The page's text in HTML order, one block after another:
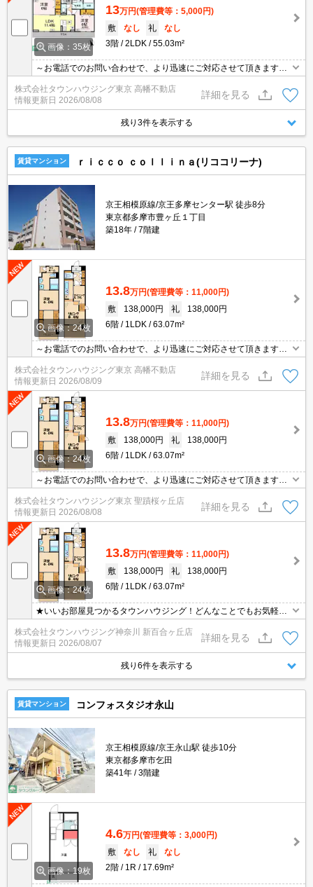
画像：35枚
13万円(管理費等：5,000円)
敷
なし 礼
なし
3階
2LDK 55.03m²
～お電話でのお問い合わせで、より迅速にご対応させて頂きます～
株式会社タウンハウジング東京 高幡不動店
情報更新日 2026/08/08
詳細を見る
残り3件を表示する
賃貸マンション ｒｉｃｃｏ ｃｏｌｌｉｎａ(リココリーナ)
京王相模原線/京王多摩センター駅 徒歩8分
東京都多摩市豊ヶ丘１丁目
築18年
7階建
画像：24枚
13.8万円(管理費等：11,000円)
敷
138,000円 礼
138,000円
6階
1LDK 63.07m²
～お電話でのお問い合わせで、より迅速にご対応させて頂きます～
株式会社タウンハウジング東京 高幡不動店
情報更新日 2026/08/09
詳細を見る
画像：24枚
13.8万円(管理費等：11,000円)
敷
138,000円 礼
138,000円
6階
1LDK 63.07m²
～お電話でのお問い合わせで、より迅速にご対応させて頂きます～
株式会社タウンハウジング東京 聖蹟桜ヶ丘店
情報更新日 2026/08/08
詳細を見る
画像：24枚
13.8万円(管理費等：11,000円)
敷
138,000円 礼
138,000円
6階
1LDK 63.07m²
★いいお部屋見つかるタウンハウジング！どんなことでもお気軽に
株式会社タウンハウジング神奈川 新百合ヶ丘店
情報更新日 2026/08/07
詳細を見る
残り6件を表示する
賃貸マンション コンフォスタジオ永山
京王相模原線/京王永山駅 徒歩10分
東京都多摩市乞田
築41年
3階建
画像：19枚
4.6万円(管理費等：3,000円)
敷
なし 礼
なし
2階
1R 17.69m²